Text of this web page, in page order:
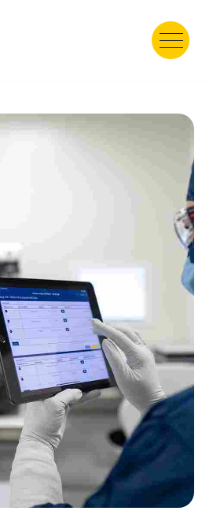
ABOUT
GALERY
TEAM
NEWS
Contact Us